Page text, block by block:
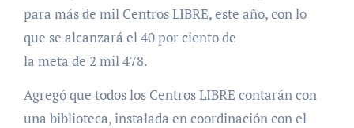
para más de mil Centros LIBRE, este año, con lo
que se alcanzará el 40 por ciento de
la meta de 2 mil 478.
Agregó que todos los Centros LIBRE contarán con
una biblioteca, instalada en coordinación con el